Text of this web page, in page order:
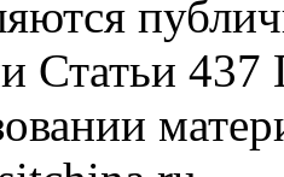
Статьи 437